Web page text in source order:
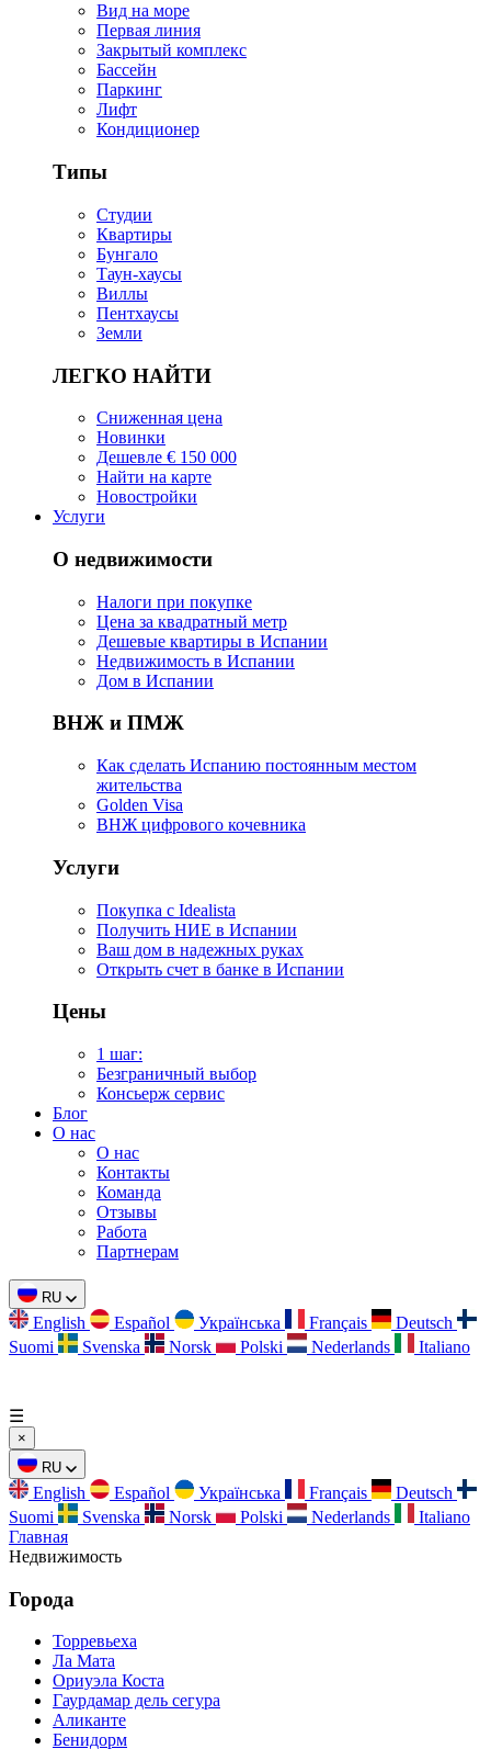
Вид на море
Первая линия
Закрытый комплекс
Бассейн
Паркинг
Лифт
Кондиционер
Типы
Студии
Квартиры
Бунгало
Таун-хаусы
Виллы
Пентхаусы
Земли
ЛЕГКО НАЙТИ
Сниженная цена
Новинки
Дешевле € 150 000
Найти на карте
Новостройки
Услуги
О недвижимости
Налоги при покупке
Цена за квадратный метр
Дешевые квартиры в Испании
Hедвижимость в Испании
Дом в Испании
ВНЖ и ПМЖ
Как сделать Испанию постоянным местом
жительства
Golden Visa
ВНЖ цифрового кочевника
Услуги
Покупка с Idealista
Получить НИЕ в Испании
Ваш дом в надежных руках
Открыть счет в банке в Испании
Цены
1 шаг:
Безграничный выбор
Консьерж сервис
Блог
О нас
О нас
Контакты
Команда
Отзывы
Работа
Партнерам
RU
English Español Українська Français
Deutsch
Suomi
Svenska Norsk Polski Nederlands Italiano
☰
×
RU
English Español Українська Français
Deutsch
Suomi
Svenska Norsk Polski Nederlands
Italiano
Главная
Недвижимость
Города
Торревьеха
Ла Мата
Ориуэла Коста
Гаурдамар дель сегура
Аликанте
Бенидорм